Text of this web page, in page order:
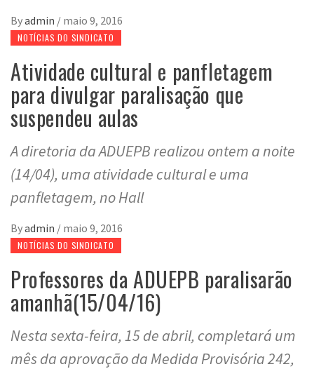
Byadmin / maio 9, 2016
NOTÍCIAS DO SINDICATO
Atividade cultural e panfletagem
para divulgar paralisação que
suspendeu aulas
A diretoria da ADUEPB realizou ontem a noite
(14/04), uma atividade cultural e uma
panfletagem, no Hall
Byadmin / maio 9, 2016
NOTÍCIAS DO SINDICATO
Professores da ADUEPB paralisarão
amanhã(15/04/16)
Nesta sexta-feira, 15 de abril, completará um
mês da aprovação da Medida Provisória 242,